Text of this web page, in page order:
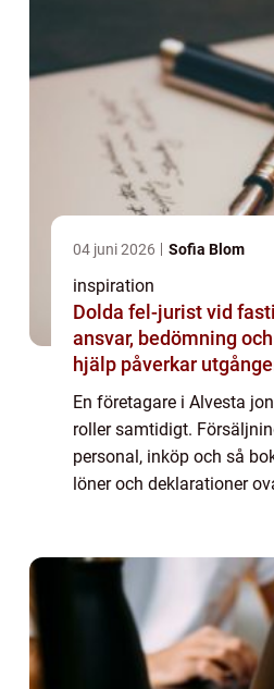
04 juni 2026 Sofia Blom
inspiration
Dolda fel-jurist vid
ansvar, bedömning
hjälp påverkar
En företagare i Alvesta
roller samtidigt.
personal, inköp och så
löner och deklarationer